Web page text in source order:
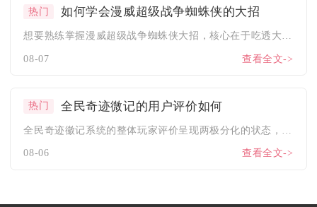
热门 如何学会漫威超级战争蜘蛛侠的大招
想要熟练掌握漫威超级战争蜘蛛侠大招，核心在于吃透大招释放前置...
08-07 查看全文->
热门 全民奇迹微记的用户评价如何
08-06 查看全文->